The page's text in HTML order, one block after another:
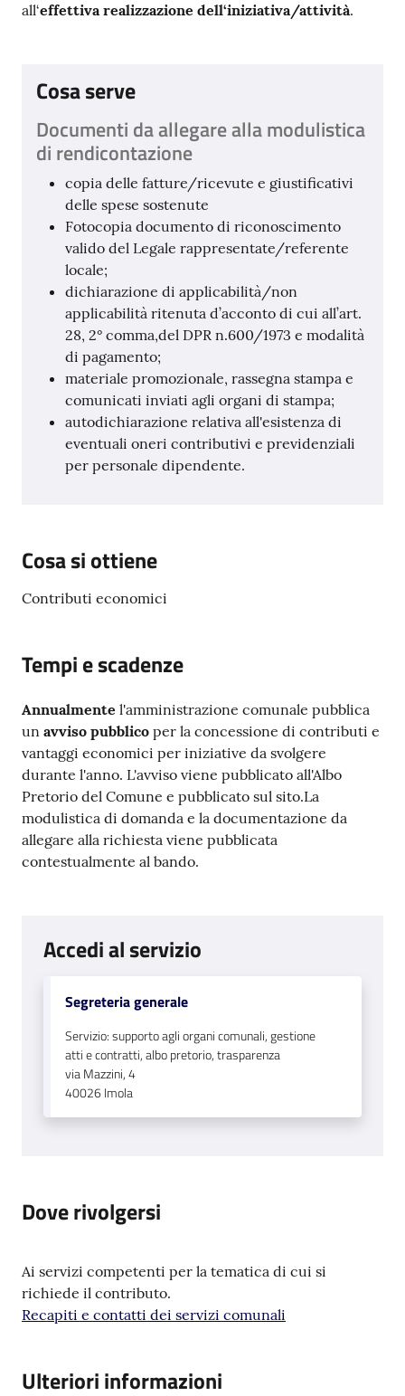
Seguici
all‘effettiva realizzazione dell‘iniziativa/attività.
Cosa serve
Documenti da allegare alla modulistica
di rendicontazione
copia delle fatture/ricevute e giustificativi
delle spese sostenute
Fotocopia documento di riconoscimento
valido del Legale rappresentate/referente
locale;
dichiarazione di applicabilità/non
applicabilità ritenuta d’acconto di cui all’art.
28, 2° comma,del DPR n.600/1973 e modalità
di pagamento;
materiale promozionale, rassegna stampa e
comunicati inviati agli organi di stampa;
autodichiarazione relativa all'esistenza di
eventuali oneri contributivi e previdenziali
per personale dipendente.
Cosa si ottiene
Contributi economici
Tempi e scadenze
Annualmente l'amministrazione comunale pubblica
un avviso pubblico per la concessione di contributi e
vantaggi economici per iniziative da svolgere
durante l'anno. L'avviso viene pubblicato all'Albo
Pretorio del Comune e pubblicato sul sito.La
modulistica di domanda e la documentazione da
allegare alla richiesta viene pubblicata
contestualmente al bando.
Accedi al servizio
Segreteria generale
Servizio: supporto agli organi comunali, gestione
atti e contratti, albo pretorio, trasparenza
via Mazzini, 4
40026Imola
Dove rivolgersi
Ai servizi competenti per la tematica di cui si
richiede il contributo.
Recapiti e contatti dei servizi comunali
Ulteriori informazioni